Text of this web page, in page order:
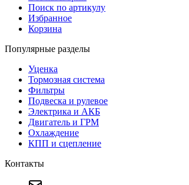
Поиск по артикулу
Избранное
Корзина
Популярные разделы
Уценка
Тормозная система
Фильтры
Подвеска и рулевое
Электрика и АКБ
Двигатель и ГРМ
Охлаждение
КПП и сцепление
Контакты